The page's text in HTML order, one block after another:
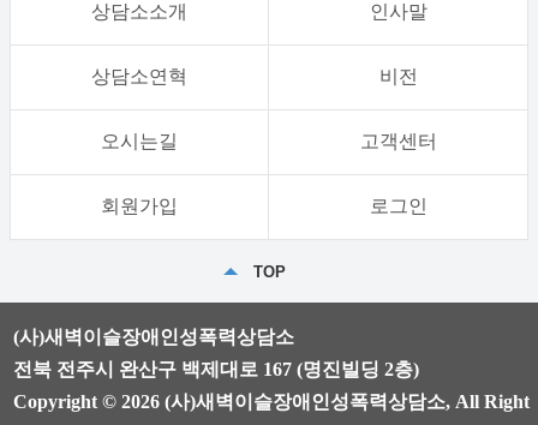
상담소소개 인사말
상담소연혁 비전
오시는길 고객센터
회원가입 로그인
TOP
(사)새벽이슬장애인성폭력상담소
전북 전주시 완산구 백제대로 167 (명진빌딩 2층)
Copyright © 2026 (사)새벽이슬장애인성폭력상담소, All Right